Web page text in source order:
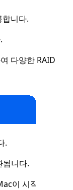
니다.
다양한 RAID
.
됩니다.
이 시작되지 않